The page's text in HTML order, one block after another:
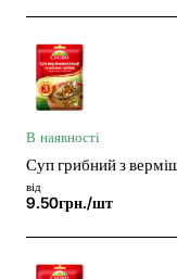
В наявності
Суп грибний з
від
9.50грн./шт